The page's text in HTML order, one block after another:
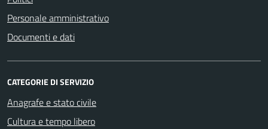
Personale amministrativo
Documenti e dati
CATEGORIE DI SERVIZIO
Anagrafe e stato civile
Cultura e tempo libero